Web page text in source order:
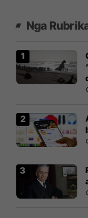
Nga